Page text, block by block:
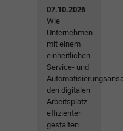
07.10.2026
Wie
Unternehmen
mit einem
einheitlichen
Service- und
den digitalen
Arbeitsplatz
effizienter
gestalten